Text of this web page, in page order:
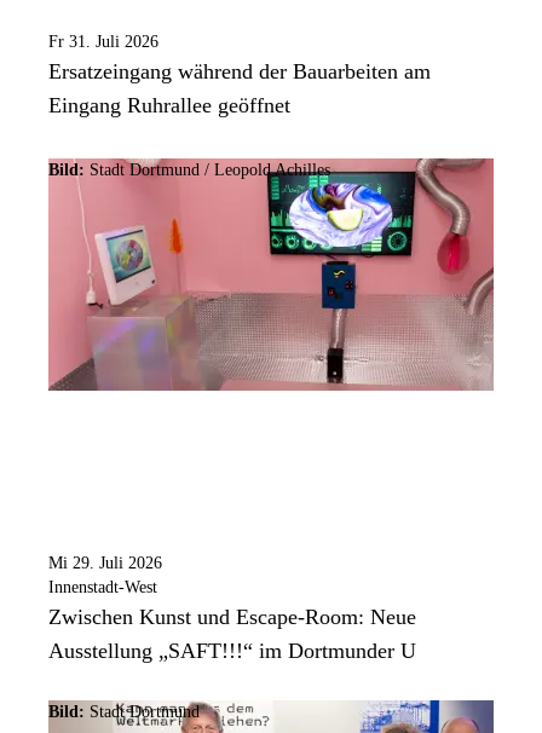
Fr 31. Juli 2026
Ersatzeingang während der Bauarbeiten am
Eingang Ruhrallee geöffnet
Bild: Stadt Dortmund / Leopold Achilles
Mi 29. Juli 2026
Innenstadt-West
Zwischen Kunst und Escape-Room: Neue
Ausstellung „SAFT!!!“ im Dortmunder U
Bild: Stadt Dortmund